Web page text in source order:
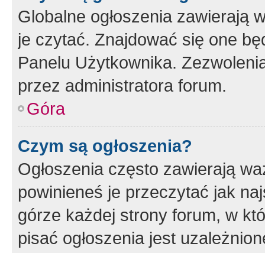
Globalne ogłoszenia zawierają
je czytać. Znajdować się one
Panelu Użytkownika.
przez administratora forum.
Góra
Czym są ogłoszenia?
Ogłoszenia często zawierają
powinieneś je przeczytać jak
górze każdej strony forum, w
pisać ogłoszenia jest